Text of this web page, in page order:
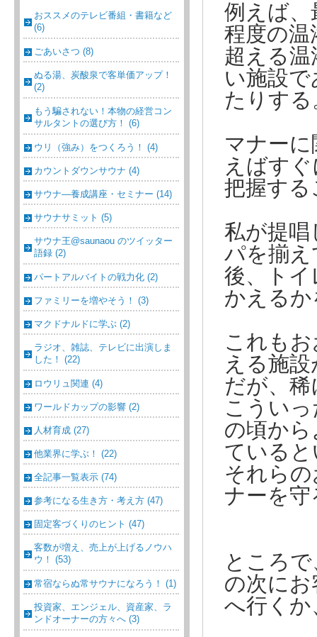
おススメのテレビ番組・書籍など
(6)
ごあいさつ (8)
ぬる湯、炭酸泉で客単価アップ！
(2)
もう騙されない！本物の経営コン
サルタントの選び方！ (6)
ウリ（強み）をつくろう！ (4)
カウントダウンサウナ (4)
サウナ―養成講座・セミナー (14)
サウナサミット (5)
サウナ王@saunaou のツイッター
語録 (2)
パートアルバイトの戦力化 (2)
ファミリーを増やそう！ (3)
マクドナルドに学ぶ (2)
ラジオ、雑誌、テレビに出演しま
した！ (22)
ロウリュ関連 (4)
ワールドカップの影響 (2)
人材育成 (27)
他業界に学ぶ！ (22)
全記事一覧表示 (74)
参考になる生き方・考え方 (47)
固定客づくりのヒント (47)
客数が増え、売上が上げるノウハ
ウ！ (53)
常宿ならぬ常サウナになろう！ (1)
投資家、エンジェル、資産家、ラ
ンドオーナーの方々へ (3)
例えば、
程度の温
超える
い施設
たりする
マナー
えばす
把握す
私が提
パを揃
後、ト
かえる
これも
える施
だが、
こうい
の頃か
ている
それら
ナーを
ところ
の次に
へ行くか